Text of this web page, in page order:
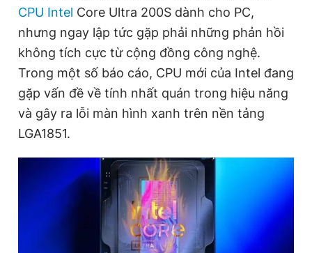
Tiện ích Bạn cần biết
Thông tin tòa soạn Liên hệ quảng cáo
Đọc Thanh Niên trên điện thoại
CPU Intel Core Ultra 200S dành cho PC,
nhưng ngay lập tức gặp phải những phản hồi
không tích cực từ cộng đồng công nghệ.
Trong một số báo cáo, CPU mới của Intel đang
gặp vấn đề về tính nhất quán trong hiệu năng
và gây ra lỗi màn hình xanh trên nền tảng
LGA1851.